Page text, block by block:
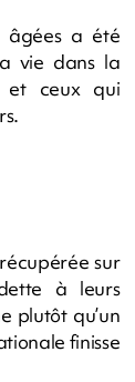
âgées a été
vie dans la
et ceux qui
sur
à leurs
plutôt qu’un
finisse